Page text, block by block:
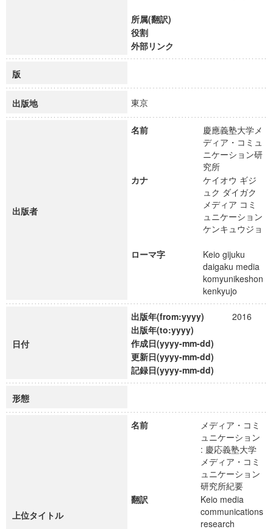
所属(翻訳)
役割
外部リンク
版
出版地 東京
出版者
名前
慶應義塾大学メ
ディア・コミュ
ニケーション研
究所
カナ
ケイオウ ギジ
ュク ダイガク
メディア コミ
ュニケーション
ケンキュウジョ
ローマ字
Keio gijuku
daigaku media
komyunikeshon
kenkyujo
日付
出版年(from:yyyy)
2016
出版年(to:yyyy)
作成日(yyyy-mm-dd)
更新日(yyyy-mm-dd)
記録日(yyyy-mm-dd)
形態
上位タイトル
名前
メディア・コミ
ュニケーション
: 慶応義塾大学
メディア・コミ
ュニケーション
研究所紀要
翻訳
Keio media
communications
research